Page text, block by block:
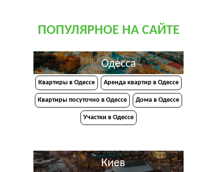
ПОПУЛЯРНОЕ НА САЙТЕ
Одесса
Квартиры в Одессе Аренда квартир в Одессе
Квартиры посуточно в Одессе Дома в Одессе
Участки в Одессе
Киев